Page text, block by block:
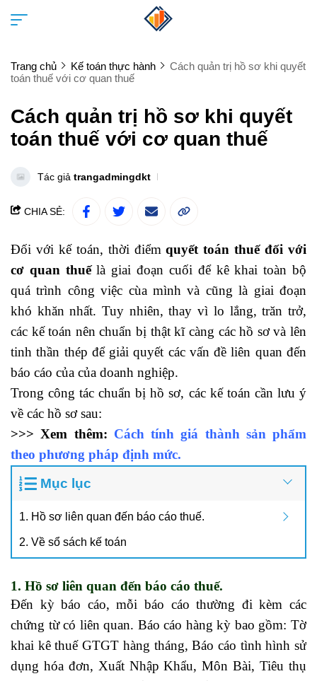
Trang chủ Kế toán thực hành
Cách quản trị hồ sơ khi quyết
toán thuế với cơ quan thuế
Cách quản trị hồ sơ khi quyết
toán thuế với cơ quan thuế
Tác giả trangadmingdkt
CHIA SẺ:
Đối với kế toán, thời điểmquyết toán thuế đối với
cơ quan thuếlà giai đoạn cuối để kê khai toàn bộ
quá trình công việc cùa mình và cũng là giai đoạn
khó khăn nhất. Tuy nhiên, thay vì lo lắng, trăn trở,
các kế toán nên chuẩn bị thật kĩ càng các hồ sơ và lên
tinh thần thép để giải quyết các vấn đề liên quan đến
báo cáo của của doanh nghiệp.
Trong công tác chuẩn bị hồ sơ, các kế toán cần lưu ý
về các hồ sơ sau:
>>> Xem thêm: Cách tính giá thành sản phẩm
theo phương pháp định mức.
Mục lục
1. Hồ sơ liên quan đến báo cáo thuế.
2. Về sổ sách kế toán
1. Hồ sơ liên quan đến báo cáo thuế.
Đến kỳ báo cáo, mỗi báo cáo thường đi kèm các
chứng từ có liên quan. Báo cáo hàng kỳ bao gồm: Tờ
khai kê thuế GTGT hàng tháng, Báo cáo tình hình sử
dụng hóa đơn, Xuất Nhập Khẩu, Môn Bài, Tiêu thụ